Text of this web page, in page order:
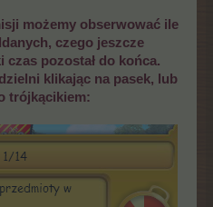
możemy obserwować ile
czego jeszcze
pozostał do końca.
klikając na pasek, lub
trójkącikiem: